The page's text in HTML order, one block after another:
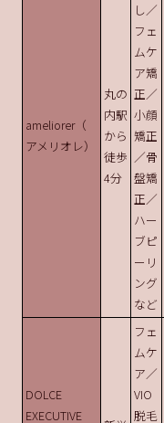
ameliorer（
アメリオレ）
丸の
内駅
から
徒歩
4分
し／
フェ
ムケ
ア矯
正／
小顔
矯正
／骨
盤矯
正／
ハー
ブピ
ーリ
ング
など
DOLCE
EXECUTIVE
フェ
ムケ
ア／
VIO
脱毛